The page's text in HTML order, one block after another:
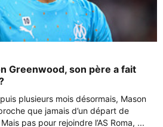
Greenwood, son père a fait
plusieurs mois désormais, Mason
que jamais d’un départ de
pas pour rejoindre l’AS Roma, ...